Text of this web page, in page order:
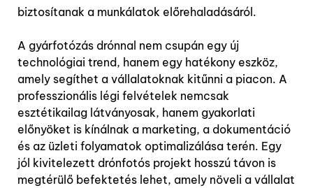
biztosítanak a munkálatok előrehaladásáról.
A gyárfotózás drónnal nem csupán egy új
technológiai trend, hanem egy hatékony eszköz,
amely segíthet a vállalatoknak kitűnni a piacon. A
professzionális légi felvételek nemcsak
esztétikailag látványosak, hanem gyakorlati
előnyöket is kínálnak a marketing, a dokumentáció
és az üzleti folyamatok optimalizálása terén. Egy
jól kivitelezett drónfotós projekt hosszú távon is
megtérülő befektetés lehet, amely növeli a vállalat